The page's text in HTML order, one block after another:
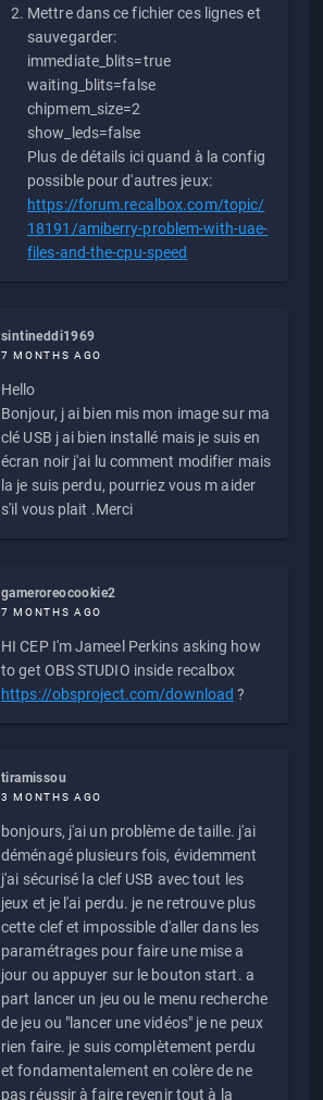
Mettre dans ce fichier ces lignes et
sauvegarder:
immediate_blits=true
waiting_blits=false
chipmem_size=2
show_leds=false
Plus de détails ici quand à la config
possible pour d'autres jeux:
https://forum.recalbox.com/topic/
18191/amiberry-problem-with-uae-
files-and-the-cpu-speed
sintineddi1969
7 MONTHS AGO
Hello
Bonjour, j ai bien mis mon image sur ma
clé USB j ai bien installé mais je suis en
écran noir j'ai lu comment modifier mais
la je suis perdu, pourriez vous m aider
s'il vous plait .Merci
gameroreocookie2
7 MONTHS AGO
HI CEP I'm Jameel Perkins asking how
to get OBS STUDIO inside recalbox
https://obsproject.com/download ?
tiramissou
3 MONTHS AGO
bonjours, j'ai un problème de taille. j'ai
déménagé plusieurs fois, évidemment
j'ai sécurisé la clef USB avec tout les
jeux et je l'ai perdu. je ne retrouve plus
cette clef et impossible d'aller dans les
paramétrages pour faire une mise a
jour ou appuyer sur le bouton start. a
part lancer un jeu ou le menu recherche
de jeu ou "lancer une vidéos" je ne peux
rien faire. je suis complètement perdu
et fondamentalement en colère de ne
pas réussir à faire revenir tout à la